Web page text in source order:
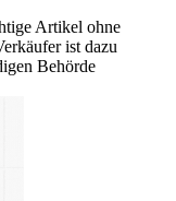
Artikel ohne
ist dazu
Behörde